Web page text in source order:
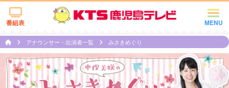
MENU
番組表
アナウンサー・出演者一覧 みさきめぐり